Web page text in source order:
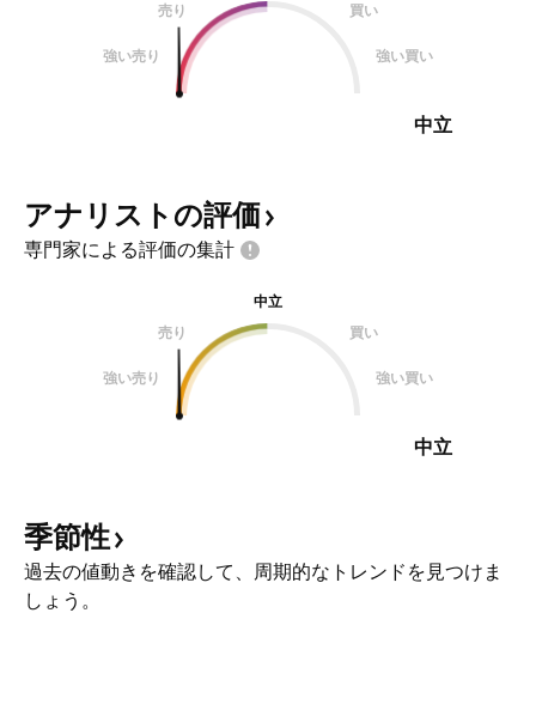
売り
買い
強い売り 強い買い
中立
アナリストの評価
専門家による評価の集計
中立
売り
買い
強い売り 強い買い
中立
季節性
過去の値動きを確認して、周期的なトレンドを見つけま
しょう。